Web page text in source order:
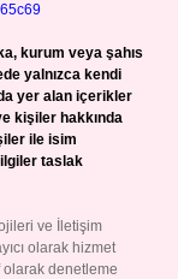
kurum veya şahıs
yalnızca kendi
yer alan içerikler
kişiler hakkında
ile isim
taslak
ve İletişim
olarak hizmet
denetleme